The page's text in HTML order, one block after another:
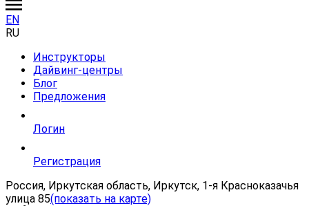
EN
RU
Инструкторы
Дайвинг-центры
Блог
Предложения
Логин
Регистрация
Россия, Иркутская область, Иркутск, 1-я Красноказачья
улица 85(показать на карте)